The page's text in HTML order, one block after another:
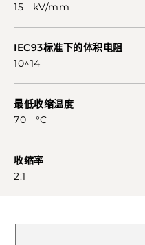
15 kV/mm
IEC93标准下的体积电阻
10^14
最低收缩温度
70 °C
收缩率
2:1